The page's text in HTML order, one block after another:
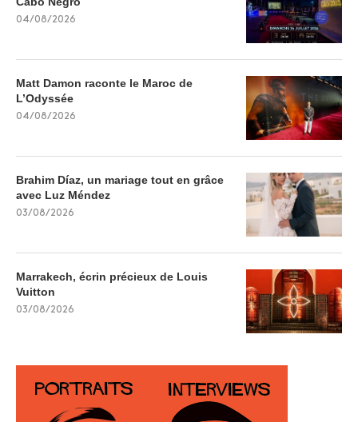
04/08/2026
Matt Damon raconte le Maroc de
L’Odyssée
04/08/2026
Brahim Díaz, un mariage tout en grâce
avec Luz Méndez
03/08/2026
Marrakech, écrin précieux de Louis
Vuitton
03/08/2026